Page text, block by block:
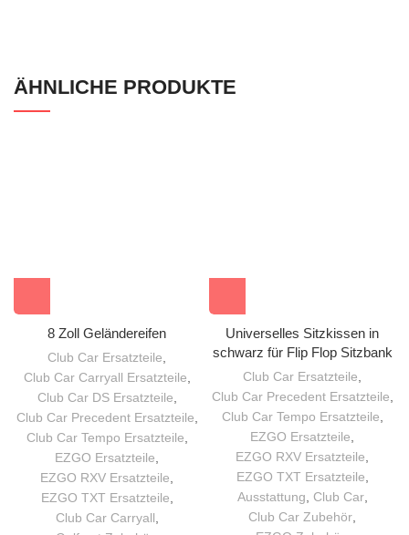
ÄHNLICHE PRODUKTE
8 Zoll Geländereifen
Club Car Ersatzteile
Club Car Carryall Ersatzteile
Club Car DS Ersatzteile
Club Car Precedent Ersatzteile
Club Car Tempo Ersatzteile
EZGO Ersatzteile
EZGO RXV Ersatzteile
EZGO TXT Ersatzteile
Club Car Carryall
Universelles Sitzkissen in
schwarz für Flip Flop Sitzbank
Club Car Ersatzteile
Club Car Precedent Ersatzteile
Club Car Tempo Ersatzteile
EZGO Ersatzteile
EZGO RXV Ersatzteile
EZGO TXT Ersatzteile
Ausstattung
Club Car,
Club Car Zubehör